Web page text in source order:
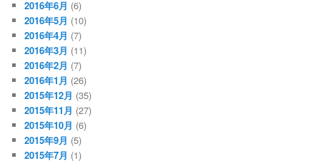
2016年6月 (6)
2016年5月 (10)
2016年4月 (7)
2016年3月 (11)
2016年2月 (7)
2016年1月 (26)
2015年12月 (35)
2015年11月 (27)
2015年10月 (6)
2015年9月 (5)
2015年7月 (1)